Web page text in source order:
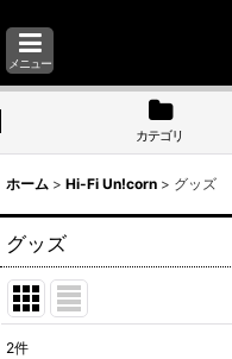
メニュー
カテゴリ
ホーム > Hi-Fi Un!corn > グッズ
グッズ
2件